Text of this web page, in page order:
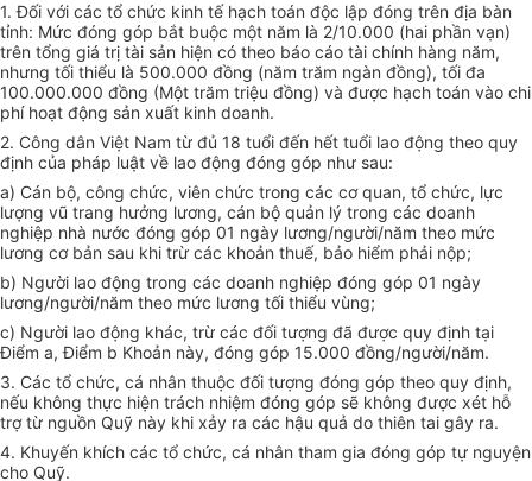
1. Đối với các tổ chức kinh tế hạch toán độc lập đóng trên địa bàn
tỉnh: Mức đóng góp bắt buộc một năm là 2/10.000 (hai phần vạn)
trên tổng giá trị tài sản hiện có theo báo cáo tài chính hàng năm,
nhưng tối thiểu là 500.000 đồng (năm trăm ngàn đồng), tối đa
100.000.000 đồng (Một trăm triệu đồng) và được hạch toán vào chi
phí hoạt động sản xuất kinh doanh.
2. Công dân Việt Nam từ đủ 18 tuổi đến hết tuổi lao động theo quy
định của pháp luật về lao động đóng góp như sau:
a) Cán bộ, công chức, viên chức trong các cơ quan, tổ chức, lực
lượng vũ trang hưởng lương, cán bộ quản lý trong các doanh
nghiệp nhà nước đóng góp 01 ngày lương/người/năm theo mức
lương cơ bản sau khi trừ các khoản thuế, bảo hiểm phải nộp;
b) Người lao động trong các doanh nghiệp đóng góp 01 ngày
lương/người/năm theo mức lương tối thiểu vùng;
c) Người lao động khác, trừ các đối tượng đã được quy định tại
Điểm a, Điểm b Khoản này, đóng góp 15.000 đồng/người/năm.
3. Các tổ chức, cá nhân thuộc đối tượng đóng góp theo quy định,
nếu không thực hiện trách nhiệm đóng góp sẽ không được xét hỗ
trợ từ nguồn Quỹ này khi xảy ra các hậu quả do thiên tai gây ra.
4. Khuyến khích các tổ chức, cá nhân tham gia đóng góp tự nguyện
cho Quỹ.